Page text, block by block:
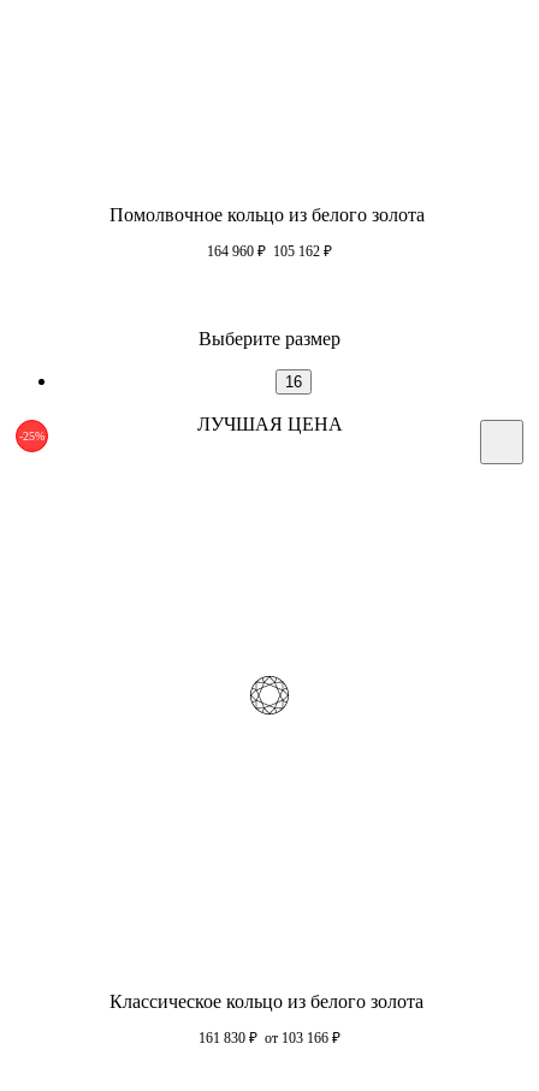
Помолвочное кольцо из белого золота
164 960 ₽ 105 162 ₽
Выберите размер
16
-25%
ЛУЧШАЯ ЦЕНА
Классическое кольцо из белого золота
161 830 ₽ от 103 166 ₽